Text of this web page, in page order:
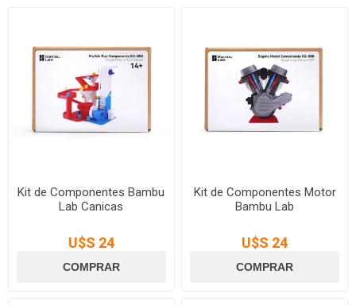
Kit de Componentes Bambu
Lab Canicas
U$S 24
Kit de Componentes Motor
Bambu Lab
U$S 24